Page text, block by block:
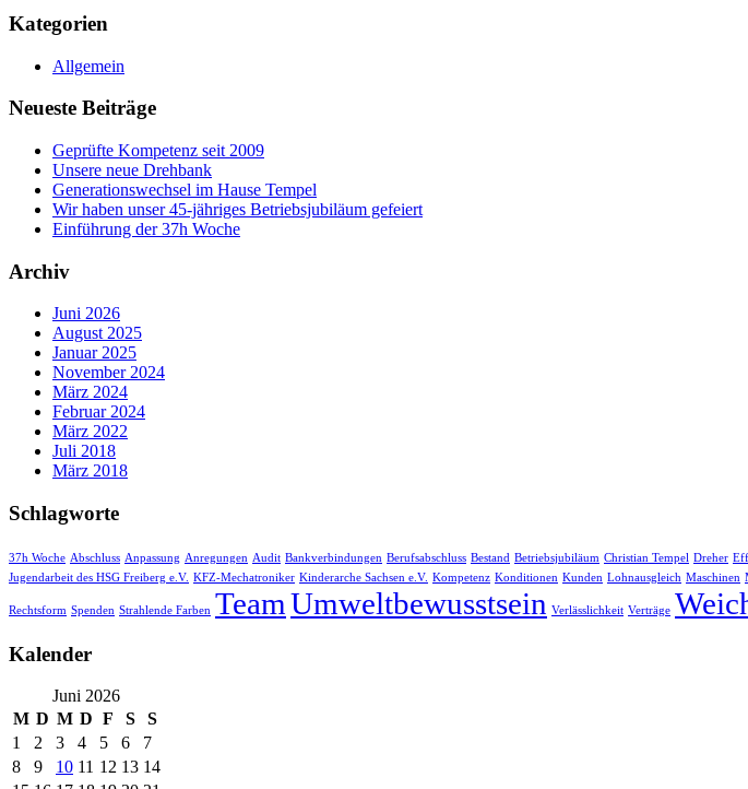
Kategorien
Allgemein
Neueste Beiträge
Geprüfte Kompetenz seit 2009
Unsere neue Drehbank
Generationswechsel im Hause Tempel
Wir haben unser 45-jähriges Betriebsjubiläum gefeiert
Einführung der 37h Woche
Archiv
Juni 2026
August 2025
Januar 2025
November 2024
März 2024
Februar 2024
März 2022
Juli 2018
März 2018
Schlagworte
37h Woche Abschluss Anpassung Anregungen Audit Bankverbindungen Berufsabschluss Bestand Betriebsjubiläum Christian Tempel Dreher
Jugendarbeit des HSG Freiberg e.V. KFZ-Mechatroniker Kinderarche Sachsen e.V. Kompetenz Konditionen Kunden Lohnausgleich Maschinen
Rechtsform Spenden Strahlende Farben TeamUmweltbewusstsein Verlässlichkeit Verträge
Kalender
Juni 2026
M D M D F S
S
1
2 3 4 5 6
7
8
9 10 11 12 13 14